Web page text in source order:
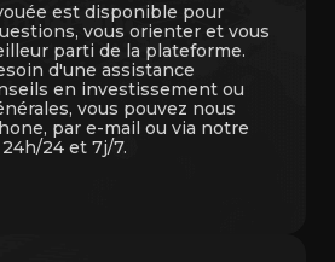
est disponible pour
vous orienter et vous
parti de la plateforme.
d'une assistance
en investissement ou
vous pouvez nous
par e-mail ou via notre
24 et 7j/7.